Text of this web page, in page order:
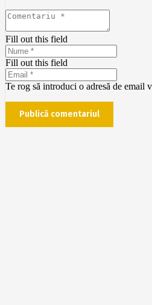
Fill out this field
Fill out this field
Te rog să introduci o adresă de email
Publică comentariul